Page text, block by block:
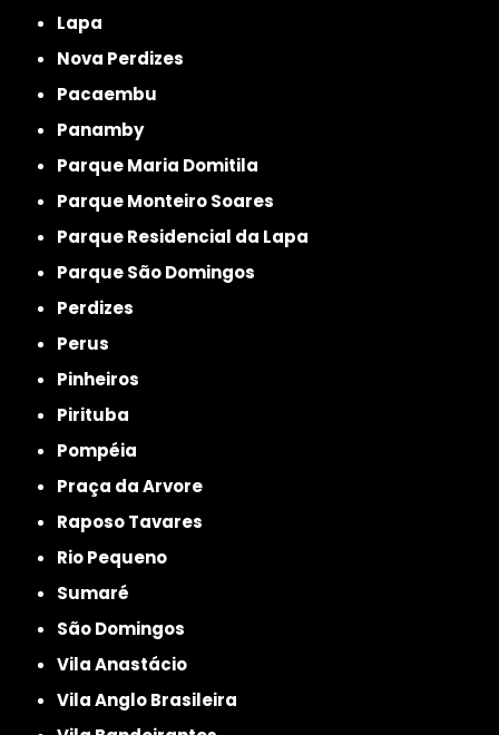
Lapa
Nova Perdizes
Pacaembu
Panamby
Parque Maria Domitila
Parque Monteiro Soares
Parque Residencial da Lapa
Parque São Domingos
Perdizes
Perus
Pinheiros
Pirituba
Pompéia
Praça da Arvore
Raposo Tavares
Rio Pequeno
Sumaré
São Domingos
Vila Anastácio
Vila Anglo Brasileira